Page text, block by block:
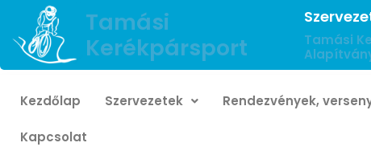
Tamási
Kerékpársport
Tamási
Kezdőlap Szervezetek Rendezvények,
Kapcsolat